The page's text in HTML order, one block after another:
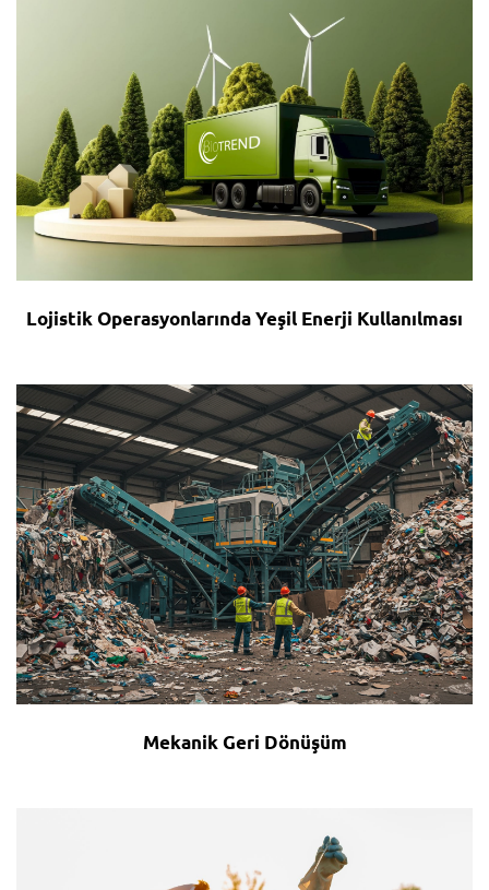
Lojistik Operasyonlarında Yeşil Enerji Kullanılması
Mekanik Geri Dönüşüm